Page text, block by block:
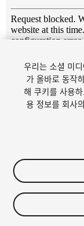
$15
세금/부가세는 결제
우리는 소셜 미
가 올바로 동작
해 쿠키를 사용
용 정보를 회사